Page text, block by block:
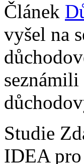
Článek
vyšel na
Studie
IDEA